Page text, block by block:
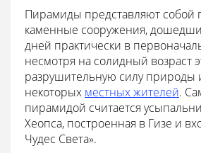
Пирамиды представляют собой
каменные сооружения,
дней практически в
несмотря на солидный возраст
разрушительную силу природы
некоторых местных жителей.
пирамидой считается
Хеопса, построенная в Гизе и
Чудес Света».